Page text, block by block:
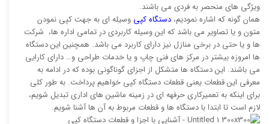
ویژگی های منحصر به فردی می باشند.
همان گونه که اشاره نمودیم، دستگاه کپی وسیله ای به جهت کپی نمودن
متون و یا تصاویر می باشد که این وسیله کاربردی در تمامی اداره ها، شرکت
ها و یا حتی در برخی منازل نیز دارای کاربرد می باشد. همچنین این دستگاه
ها امروزه بیشتر در مرکز های فنی چاپ و یا خدمات طراحی و… دارای کارایی
می باشند. این دستگاه ها متشکل از اجزای گوناگونی بوده که در ادامه به
معرفی این قطعات یعنی قطعات دستگاه کپی خواهیم پرداخت. به طور کلی
برای اینکه به تعمیرکاری حرفهه ای در زمینه ماشین های اداری تبدیل شویم،
لازم است تا ابتدا با دستگاه ها و قطعات مربوط به آن ها آشنا شویم.